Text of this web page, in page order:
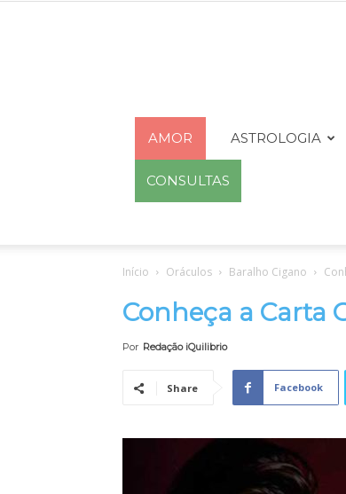
AMOR ASTROLOGIA
CONSULTAS
Início Oráculos Baralho Cigano
Conheça a Carta
Por Redação iQuilibrio
Share Facebook